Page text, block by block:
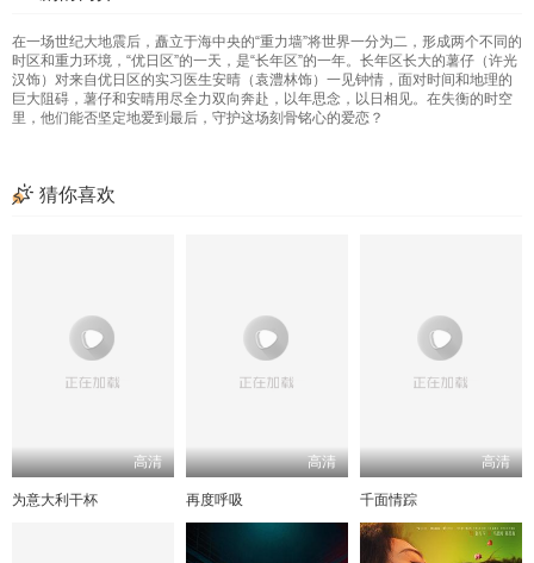
在一场世纪大地震后，矗立于海中央的“重力墙”将世界一分为二，形成两个不同的
时区和重力环境，“优日区”的一天，是“长年区”的一年。长年区长大的薯仔（许光
汉饰）对来自优日区的实习医生安晴（袁澧林饰）一见钟情，面对时间和地理的
巨大阻碍，薯仔和安晴用尽全力双向奔赴，以年思念，以日相见。在失衡的时空
里，他们能否坚定地爱到最后，守护这场刻骨铭心的爱恋？
猜你喜欢
高清
为意大利干杯
高清
再度呼吸
高清
千面情踪